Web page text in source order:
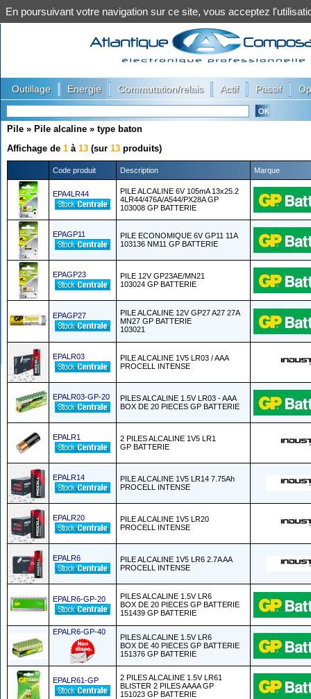
Outillage Energie Commutation/relais Actif Passif
Pile » Pile alcaline » type baton
Affichage de 1 à 13 (sur 13 produits)
Code produit Description Marque
EPA4LR44
PILE ALCALINE 6V 105mA 13x25.2
4LR44/476A/A544/PX28A GP
103008 GP BATTERIE
EPAGP11
PILE ECONOMIQUE 6V GP11 11A
103136 NM11 GP BATTERIE
EPAGP23
PILE 12V GP23AE/MN21
103024 GP BATTERIE
EPAGP27
PILE ALCALINE 12V GP27 A27 27A
MN27 GP BATTERIE
103021
EPALR03
PILE ALCALINE 1V5 LR03 / AAA
PROCELL INTENSE
EPALR03-GP-20
PILES ALCALINE 1.5V LR03 - AAA
BOX DE 20 PIECES GP BATTERIE
EPALR1
2 PILES ALCALINE 1V5 LR1
GP BATTERIE
EPALR14
PILE ALCALINE 1V5 LR14 7.75Ah
PROCELL INTENSE
EPALR20
PILE ALCALINE 1V5 LR20
PROCELL INTENSE
EPALR6
PILE ALCALINE 1V5 LR6 2.7A AA
PROCELL INTENSE
EPALR6-GP-20
PILES ALCALINE 1.5V LR6
BOX DE 20 PIECES GP BATTERIE
151439 GP BATTERIE
EPALR6-GP-40
PILES ALCALINE 1.5V LR6
BOX DE 40 PIECES GP BATTERIE
151376 GP BATTERIE
EPALR61-GP
2 PILES ALCALINE 1.5V LR61
BLISTER 2 PILES AAAA GP
151023 GP BATTERIE
En poursuivant votre navigation sur ce site, vous acceptez